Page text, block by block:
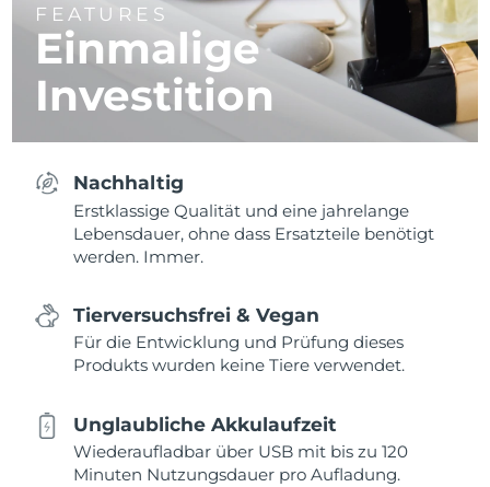
FEATURES
Einmalige
Investition
Nachhaltig
Erstklassige Qualität und eine jahrelange
Lebensdauer, ohne dass Ersatzteile benötigt
werden. Immer.
Tierversuchsfrei & Vegan
Für die Entwicklung und Prüfung dieses
Produkts wurden keine Tiere verwendet.
Unglaubliche Akkulaufzeit
Wiederaufladbar über USB mit bis zu 120
Minuten Nutzungsdauer pro Aufladung.